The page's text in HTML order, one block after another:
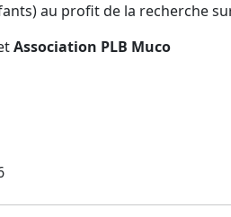
au profit de la recherche
Association PLB Muco